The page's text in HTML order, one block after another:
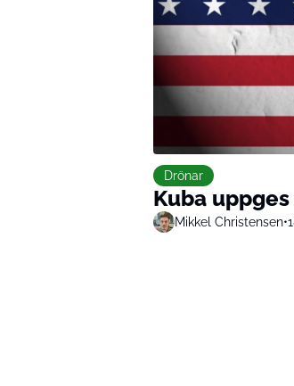
Drönar
Kuba
Mikkel Christensen•